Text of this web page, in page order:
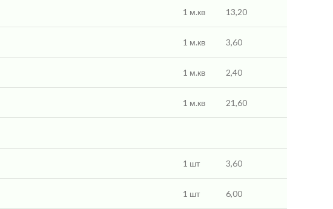
1 м.кв 13,20
1 м.кв 3,60
1 м.кв 2,40
1 м.кв 21,60
1 шт 3,60
1 шт 6,00